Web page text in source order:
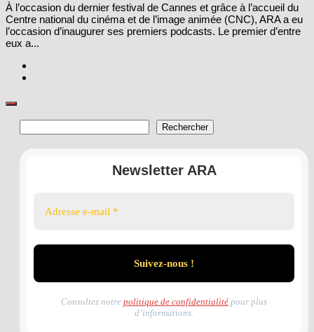
À l’occasion du dernier festival de Cannes et grâce à l’accueil du
Centre national du cinéma et de l’image animée (CNC), ARA a eu
l’occasion d’inaugurer ses premiers podcasts. Le premier d’entre
eux a...
Rechercher
Newsletter ARA
Consultez notre politique de confidentialité pour plus
d’informations.